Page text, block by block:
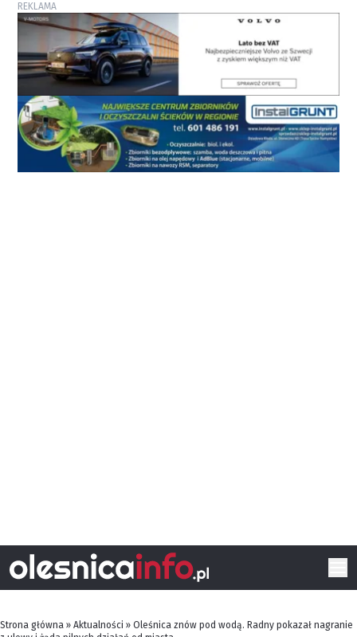
REKLAMA
Strona główna » Aktualności » Oleśnica znów pod wodą. Radny pokazał nagranie